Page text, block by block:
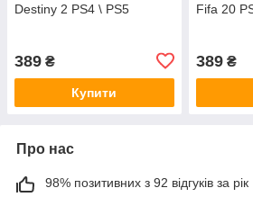
Destiny 2 PS4 \ PS5
389 ₴
Купити
Fifa 20
389₴
Про нас
98% позитивних з 92 відгуків за рік